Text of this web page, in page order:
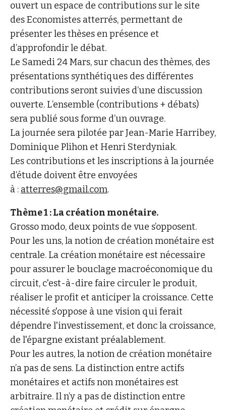
ouvert un espace de contributions sur le site
des Economistes atterrés, permettant de
présenter les thèses en présence et
d’approfondir le débat.
Le Samedi 24 Mars, sur chacun des thèmes, des
présentations synthétiques des différentes
contributions seront suivies d’une discussion
ouverte. L’ensemble (contributions + débats)
sera publié sous forme d’un ouvrage.
La journée sera pilotée par Jean-Marie Harribey,
Dominique Plihon et Henri Sterdyniak.
Les contributions et les inscriptions à la journée
d’étude doivent être envoyées
à : atterres@gmail.com.
Thème 1 : La création monétaire.
Grosso modo, deux points de vue s’opposent.
Pour les uns, la notion de création monétaire est
centrale. La création monétaire est nécessaire
pour assurer le bouclage macroéconomique du
circuit, c'est-à-dire faire circuler le produit,
réaliser le profit et anticiper la croissance. Cette
nécessité s'oppose à une vision qui ferait
dépendre l'investissement, et donc la croissance,
de l'épargne existant préalablement.
Pour les autres, la notion de création monétaire
n’a pas de sens. La distinction entre actifs
monétaires et actifs non monétaires est
arbitraire. Il n’y a pas de distinction entre